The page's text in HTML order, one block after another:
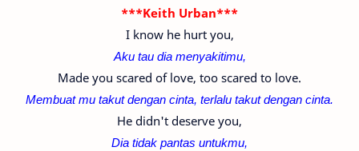
***Keith Urban***
I know he hurt you,
Aku tau dia menyakitimu,
Made you scared of love, too scared to love.
Membuat mu takut dengan cinta, terlalu takut dengan cinta.
He didn't deserve you,
Dia tidak pantas untukmu,